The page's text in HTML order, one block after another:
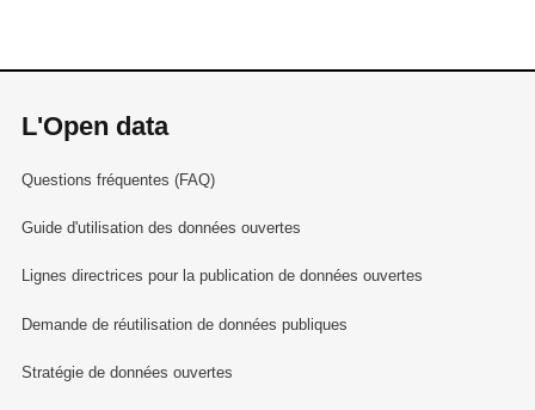
L'Open data
Questions fréquentes (FAQ)
Guide d'utilisation des données ouvertes
Lignes directrices pour la publication de données ouvertes
Demande de réutilisation de données publiques
Stratégie de données ouvertes